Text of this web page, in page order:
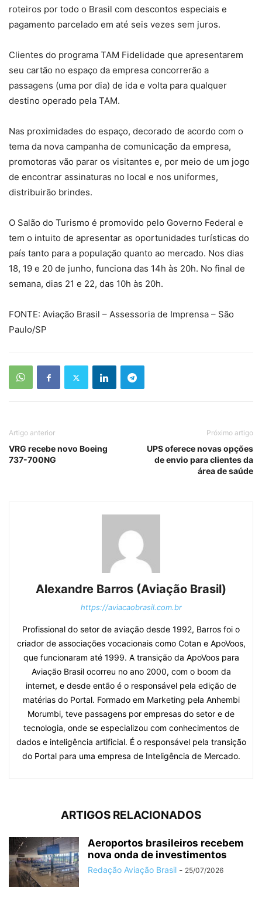
roteiros por todo o Brasil com descontos especiais e
pagamento parcelado em até seis vezes sem juros.
Clientes do programa TAM Fidelidade que apresentarem
seu cartão no espaço da empresa concorrerão a
passagens (uma por dia) de ida e volta para qualquer
destino operado pela TAM.
Nas proximidades do espaço, decorado de acordo com o
tema da nova campanha de comunicação da empresa,
promotoras vão parar os visitantes e, por meio de um jogo
de encontrar assinaturas no local e nos uniformes,
distribuirão brindes.
O Salão do Turismo é promovido pelo Governo Federal e
tem o intuito de apresentar as oportunidades turísticas do
país tanto para a população quanto ao mercado. Nos dias
18, 19 e 20 de junho, funciona das 14h às 20h. No final de
semana, dias 21 e 22, das 10h às 20h.
FONTE: Aviação Brasil – Assessoria de Imprensa – São
Paulo/SP
Artigo anterior
VRG recebe novo Boeing
737-700NG
Próximo artigo
UPS oferece novas opções
de envio para clientes da
área de saúde
Alexandre Barros (Aviação Brasil)
https://aviacaobrasil.com.br
Profissional do setor de aviação desde 1992, Barros foi o
criador de associações vocacionais como Cotan e ApoVoos,
que funcionaram até 1999. A transição da ApoVoos para
Aviação Brasil ocorreu no ano 2000, com o boom da
internet, e desde então é o responsável pela edição de
matérias do Portal. Formado em Marketing pela Anhembi
Morumbi, teve passagens por empresas do setor e de
tecnologia, onde se especializou com conhecimentos de
dados e inteligência artificial. É o responsável pela transição
do Portal para uma empresa de Inteligência de Mercado.
ARTIGOS RELACIONADOS
Aeroportos brasileiros recebem
nova onda de investimentos
Redação Aviação Brasil - 25/07/2026